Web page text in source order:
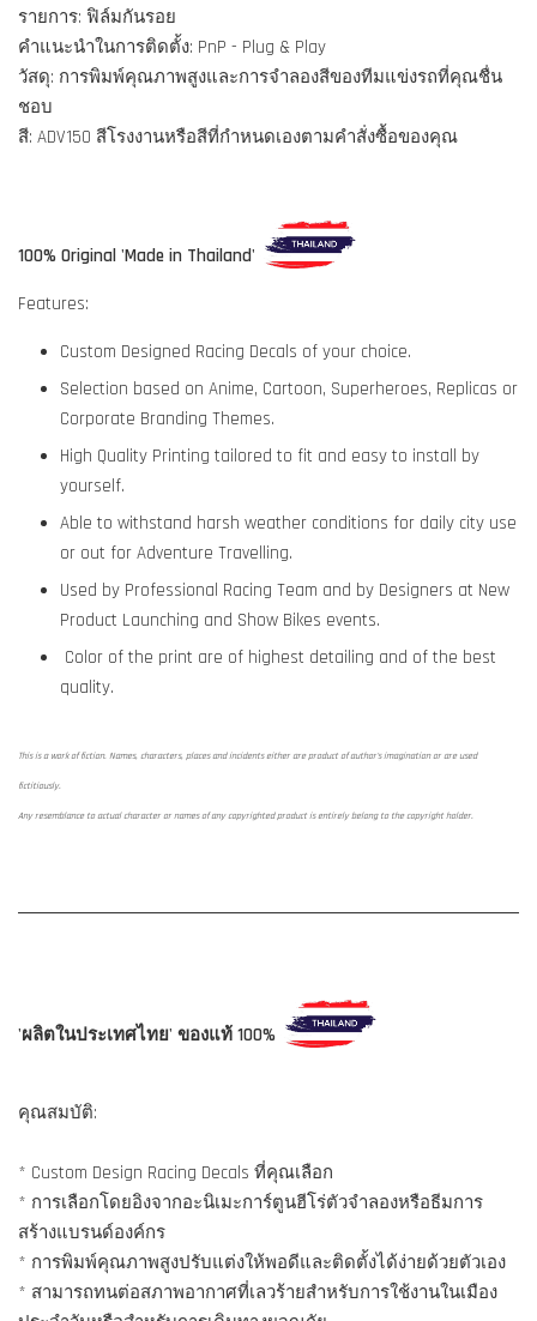
รายการ: ฟิล์มกันรอย
คำแนะนำในการติดตั้ง: PnP - Plug & Play
วัสดุ: การพิมพ์คุณภาพสูงและการจำลองสีของทีมแข่งรถที่คุณชื่น
ชอบ
สี: ADV150 สีโรงงานหรือสีที่กำหนดเองตามคำสั่งซื้อของคุณ
100% Original 'Made in Thailand'
Features:
Custom Designed Racing Decals of your choice.
Selection based on Anime, Cartoon, Superheroes, Replicas or
Corporate Branding Themes.
High Quality Printing tailored to fit and easy to install by
yourself.
Able to withstand harsh weather conditions for daily city use
or out for Adventure Travelling.
Used by Professional Racing Team and by Designers at New
Product Launching and Show Bikes events.
Color of the print are of highest detailing and of the best
quality.
This is a work of fiction. Names, characters, places and incidents either are product of author's imagination or are used
fictitiously.
Any resemblance to actual character or names of any copyrighted product is entirely belong to the copyright holder.
'ผลิตในประเทศไทย' ของแท้ 100%
คุณสมบัติ:
* Custom Design Racing Decals ที่คุณเลือก
* การเลือกโดยอิงจากอะนิเมะการ์ตูนฮีโร่ตัวจำลองหรือธีมการ
สร้างแบรนด์องค์กร
* การพิมพ์คุณภาพสูงปรับแต่งให้พอดีและติดตั้งได้ง่ายด้วยตัวเอง
* สามารถทนต่อสภาพอากาศที่เลวร้ายสำหรับการใช้งานในเมือง